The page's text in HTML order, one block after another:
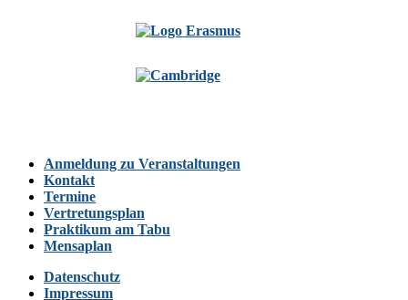
Anmeldung zu Veranstaltungen
Kontakt
Termine
Vertretungsplan
Praktikum am Tabu
Mensaplan
Datenschutz
Impressum